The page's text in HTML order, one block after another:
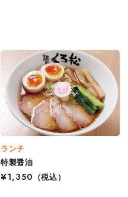
ランチ
特製醤油
¥1,350
（税込）